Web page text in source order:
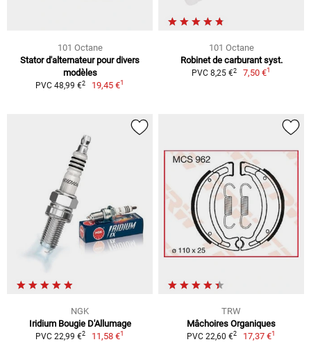
101 Octane
Stator d'alternateur pour divers
modèles
PVC 48,99 €2 19,45 €1
101 Octane
Robinet de carburant syst.
PVC 8,25 €2 7,50 €1
NGK
Iridium Bougie D'Allumage
PVC 22,99 €2 11,58 €1
TRW
Mâchoires Organiques
PVC 22,60 €2 17,37 €1